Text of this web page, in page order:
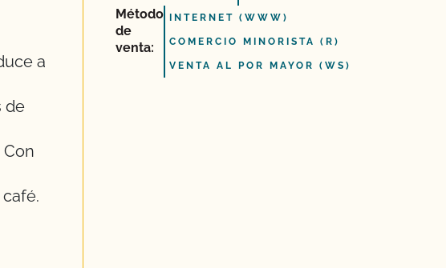
a
de
Método
de
venta:
INTERNET (WWW)
COMERCIO MINORISTA (R)
VENTA AL POR MAYOR (WS)